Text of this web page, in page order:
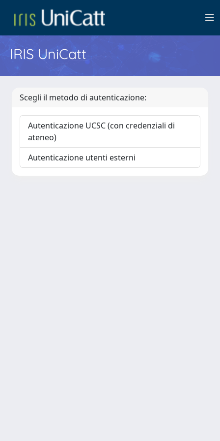
IRIS UniCatt
Scegli il metodo di autenticazione:
Autenticazione UCSC (con credenziali di
ateneo)
Autenticazione utenti esterni